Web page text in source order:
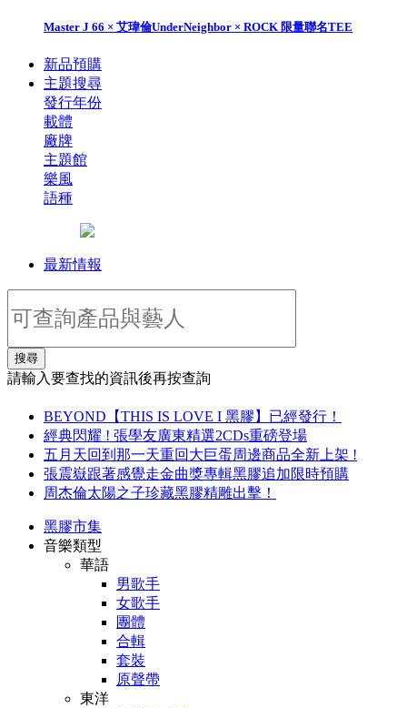
Master J 66 × 艾瑋倫UnderNeighbor × ROCK 限量聯名TEE
新品預購
主題搜尋
發行年份
載體
廠牌
主題館
樂風
語種
最新情報
搜尋
請輸入要查找的資訊後再按查詢
BEYOND【THIS IS LOVE I 黑膠】已經發行！
經典閃耀 ! 張學友廣東精選2CDs重磅登場
五月天回到那一天重回大巨蛋周邊商品全新上架 !
張震嶽跟著感覺走金曲獎專輯黑膠追加限時預購
周杰倫太陽之子珍藏黑膠精雕出擊！
黑膠市集
音樂類型
華語
男歌手
女歌手
團體
合輯
套裝
原聲帶
東洋